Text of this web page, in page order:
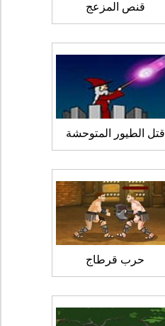
قنص المزعج
قتل الطيور المتوحشة
حرب قرطاج